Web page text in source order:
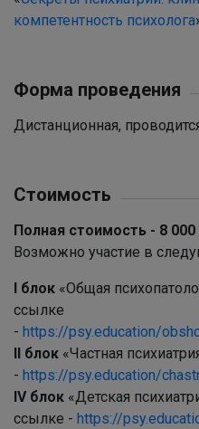
компетентность психолога
Форма проведения
Дистанционная,
Стоимость
Полная стоимость - 8 000
Возможно участие в
I блок «Общая
ссылке
- https://psy.education/
II блок «Частная
- https://psy.education/
IV блок «Детская
ссылке - https://